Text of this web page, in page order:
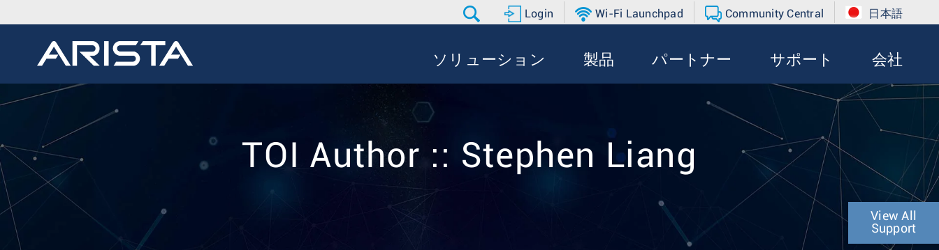
Login Wi-Fi Launchpad Community Central 日本語
ソリューション 製品 パートナー サポート 会社
TOI Author :: Stephen Liang
View All
Support